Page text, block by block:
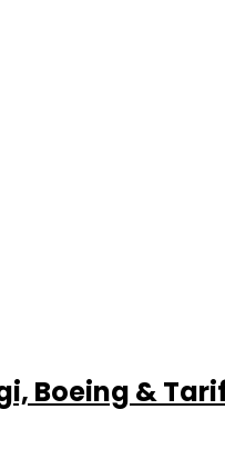
Boeing &